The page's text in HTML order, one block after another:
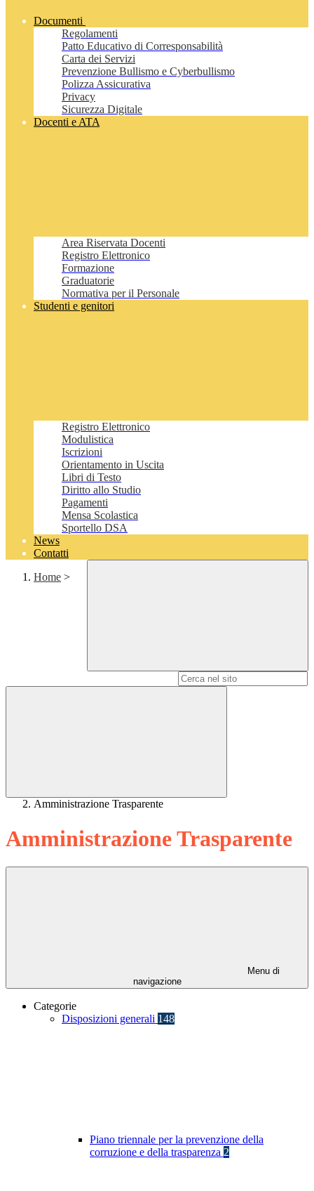
Documenti
Regolamenti
Patto Educativo di Corresponsabilità
Carta dei Servizi
Prevenzione Bullismo e Cyberbullismo
Polizza Assicurativa
Privacy
Sicurezza Digitale
Docenti e ATA
Area Riservata Docenti
Registro Elettronico
Formazione
Graduatorie
Normativa per il Personale
Studenti e genitori
Registro Elettronico
Modulistica
Iscrizioni
Orientamento in Uscita
Libri di Testo
Diritto allo Studio
Pagamenti
Mensa Scolastica
Sportello DSA
News
Contatti
Home >
Amministrazione Trasparente
Amministrazione Trasparente
Menu di
navigazione
Categorie
Disposizioni generali 148
Piano triennale per la prevenzione della
corruzione e della trasparenza 2